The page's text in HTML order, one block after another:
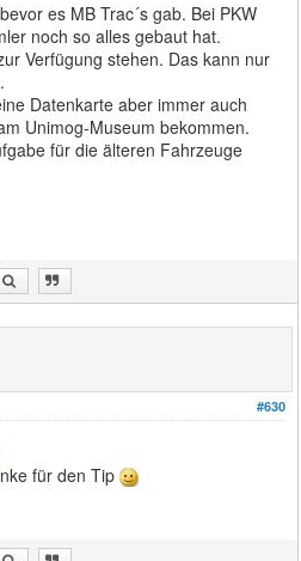
es MB Trac´s gab. Bei PKW
noch so alles gebaut hat.
Verfügung stehen. Das kann nur
Datenkarte aber immer auch
Unimog-Museum bekommen.
für die älteren Fahrzeuge
#630
für den Tip